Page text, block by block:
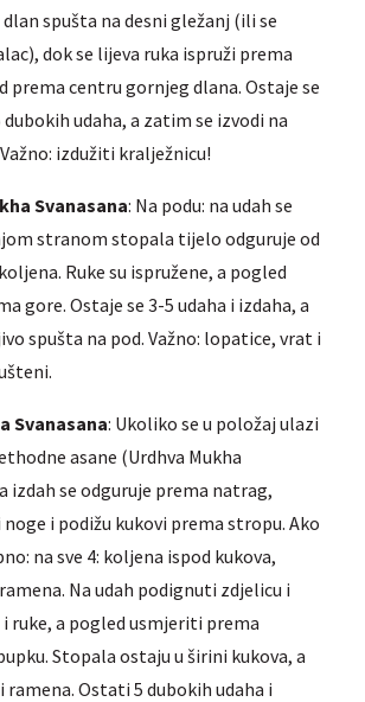
dlan spušta na desni gležanj (ili se
dok se lijeva ruka ispruži prema
prema centru gornjeg dlana. Ostaje se
udaha, a zatim se izvodi na
izdužiti kralježnicu!
Svanasana: Na podu: na udah se
stranom stopala tijelo odguruje od
Ruke su ispružene, a pogled
gore. Ostaje se 3-5 udaha i izdaha, a
spušta na pod. Važno: lopatice, vrat i
Svanasana: Ukoliko se u položaj ulazi
asane (Urdhva Mukha
izdah se odguruje prema natrag,
noge i podižu kukovi prema stropu. Ako
na sve 4: koljena ispod kukova,
Na udah podignuti zdjelicu i
ruke, a pogled usmjeriti prema
Stopala ostaju u širini kukova, a
ramena. Ostati 5 dubokih udaha i